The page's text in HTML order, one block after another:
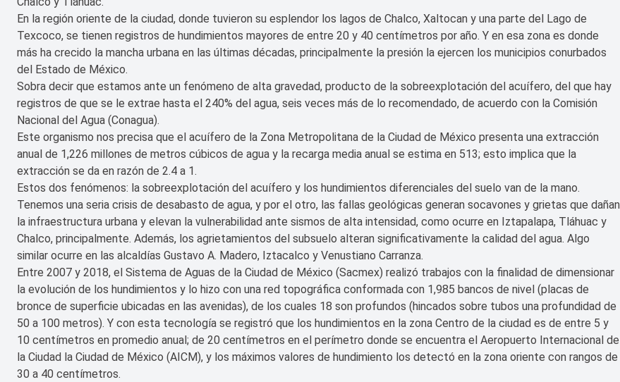
En la región oriente de la ciudad, donde tuvieron su esplendor los lagos de Chalco, Xaltocan y una parte del Lago de
Texcoco, se tienen registros de hundimientos mayores de entre 20 y 40 centímetros por año. Y en esa zona es donde
más ha crecido la mancha urbana en las últimas décadas, principalmente la presión la ejercen los municipios conurbados
del Estado de México.
Sobra decir que estamos ante un fenómeno de alta gravedad, producto de la sobreexplotación del acuífero, del que hay
registros de que se le extrae hasta el 240% del agua, seis veces más de lo recomendado, de acuerdo con la Comisión
Nacional del Agua (Conagua).
Este organismo nos precisa que el acuífero de la Zona Metropolitana de la Ciudad de México presenta una extracción
anual de 1,226 millones de metros cúbicos de agua y la recarga media anual se estima en 513; esto implica que la
extracción se da en razón de 2.4 a 1.
Estos dos fenómenos: la sobreexplotación del acuífero y los hundimientos diferenciales del suelo van de la mano.
Tenemos una seria crisis de desabasto de agua, y por el otro, las fallas geológicas generan socavones y grietas que dañan
la infraestructura urbana y elevan la vulnerabilidad ante sismos de alta intensidad, como ocurre en Iztapalapa, Tláhuac y
Chalco, principalmente. Además, los agrietamientos del subsuelo alteran significativamente la calidad del agua. Algo
similar ocurre en las alcaldías Gustavo A. Madero, Iztacalco y Venustiano Carranza.
Entre 2007 y 2018, el Sistema de Aguas de la Ciudad de México (Sacmex) realizó trabajos con la finalidad de dimensionar
la evolución de los hundimientos y lo hizo con una red topográfica conformada con 1,985 bancos de nivel (placas de
bronce de superficie ubicadas en las avenidas), de los cuales 18 son profundos (hincados sobre tubos una profundidad de
50 a 100 metros). Y con esta tecnología se registró que los hundimientos en la zona Centro de la ciudad es de entre 5 y
10 centímetros en promedio anual; de 20 centímetros en el perímetro donde se encuentra el Aeropuerto Internacional de
la Ciudad la Ciudad de México (AICM), y los máximos valores de hundimiento los detectó en la zona oriente con rangos de
30 a 40 centímetros.